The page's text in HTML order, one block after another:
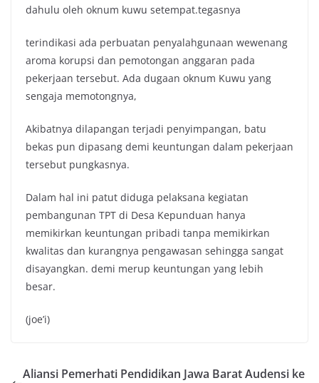
dahulu oleh oknum kuwu setempat.tegasnya
terindikasi ada perbuatan penyalahgunaan wewenang
aroma korupsi dan pemotongan anggaran pada
pekerjaan tersebut. Ada dugaan oknum Kuwu yang
sengaja memotongnya,
Akibatnya dilapangan terjadi penyimpangan, batu
bekas pun dipasang demi keuntungan dalam pekerjaan
tersebut pungkasnya.
Dalam hal ini patut diduga pelaksana kegiatan
pembangunan TPT di Desa Kepunduan hanya
memikirkan keuntungan pribadi tanpa memikirkan
kwalitas dan kurangnya pengawasan sehingga sangat
disayangkan. demi merup keuntungan yang lebih
besar.
(joe’i)
Aliansi Pemerhati Pendidikan Jawa Barat Audensi ke